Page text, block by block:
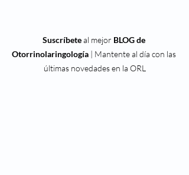
Suscríbete al mejor BLOG de
Otorrinolaringología | Mantente al día con las
últimas novedades en la ORL